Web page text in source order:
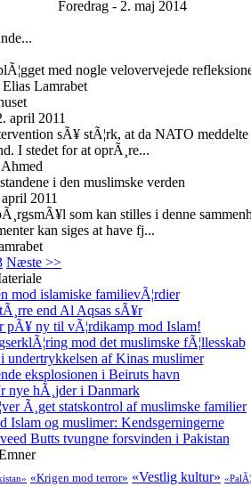
Foredrag - 2. maj 2014
med nogle velovervejede
Lamrabet
april 2011
sÃ¥ stÃ¦rk, at da NATO
I stedet for at oprÃ¸re...
i den muslimske verden
2011
som kan stilles i denne
kan siges at have fj...
Næste >>
mod islamiske familievÃ¦rdier
end Al Aqsas sÃ¥r
pÃ¥ ny til vÃ¦rdikamp mod Islam!
mod det muslimske fÃ¦llesskab
undertrykkelsen af Kinas muslimer
eksplosionen i Beiruts havn
nye hÃ¸jder i Danmark
Ã¸get statskontrol af muslimske familier
Islam og muslimer: Kendsgerningerne
Butts tvungne forsvinden i Pakistan
«Krigen mod terror» «Vestlig kultur»